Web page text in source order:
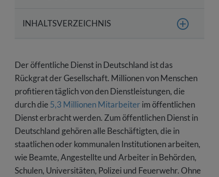
INHALTSVERZEICHNIS
Definition TVöD – Regelungen und rechtliche
Vorgaben
Vorstellung der unterschiedlichen TVöD-
Entgelttabellen
Wie erfolgt die Eingruppierung?
Der öffentliche Dienst in Deutschland ist das
Rückgrat der Gesellschaft. Millionen von Menschen
profitieren täglich von den Dienstleistungen, die
durch die 5,3 Millionen Mitarbeiterim öffentlichen
Dienst erbracht werden. Zum öffentlichen Dienst in
Deutschland gehören alle Beschäftigten, die in
staatlichen oder kommunalen Institutionen arbeiten,
wie Beamte, Angestellte und Arbeiter in Behörden,
Schulen, Universitäten, Polizei und Feuerwehr. Ohne